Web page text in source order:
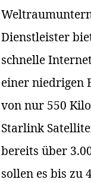
Dienstleister
schnelle
einer niedrigen
von nur 550
Starlink
bereits über
sollen es bis zu